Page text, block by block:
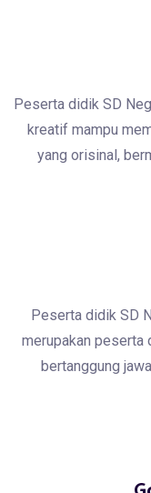
Peserta didik SD
kreatif mampu
yang orisinal,
Peserta didik SD
merupakan peserta
bertanggung